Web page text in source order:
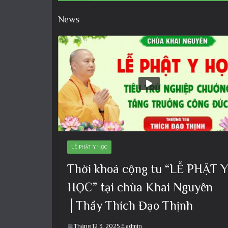
News
LỄ PHẬT Y HỌC
Thời khoá cộng tu “LỄ PHẬT Y
HỌC” tại chùa Khai Nguyên
│Thầy Thích Đạo Thịnh
Tháng 12 3, 2025 admin